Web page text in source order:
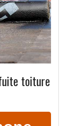
toiture